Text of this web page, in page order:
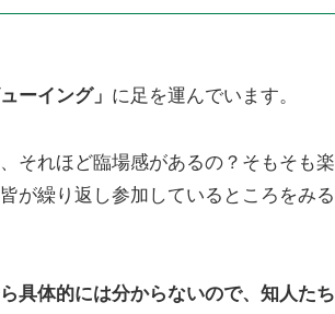
ーイング」 に足を運んでいます。
それほど臨場感があるの？そもそも楽
が繰り返し参加しているところをみる
具体的には分からないので、知人たち